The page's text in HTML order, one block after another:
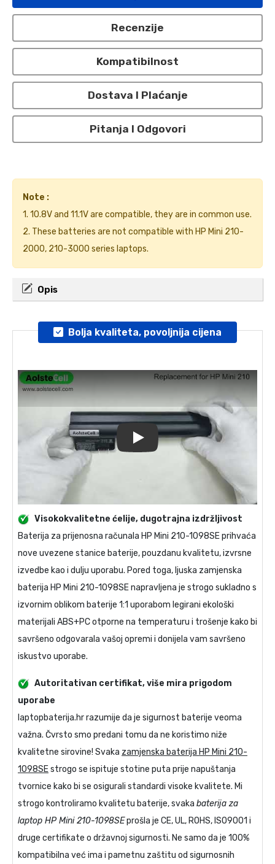
Recenzije
Kompatibilnost
Dostava I Plaćanje
Pitanja I Odgovori
Note :
1. 10.8V and 11.1V are compatible, they are in common use.
2. These batteries are not compatible with HP Mini 210-
2000, 210-3000 series laptops.
Opis
Bolja kvaliteta, povoljnija cijena
Visokokvalitetne ćelije, dugotrajna izdržljivost
Baterija za prijenosna računala HP Mini 210-1098SEprihvaća
nove uvezene stanice baterije, pouzdanu kvalitetu, izvrsne
izvedbe kao i dulju uporabu. Pored toga, ljuska zamjenska
baterija HP Mini 210-1098SEnapravljena je strogo sukladno s
izvornim oblikom baterije 1:1 uporabom legirani ekološki
materijali ABS+PC otporne na temperaturu i trošenje kako bi
savršeno odgovarala vašoj opremi i donijela vam savršeno
iskustvo uporabe.
Autoritativan certifikat, više mira prigodom
uporabe
laptopbaterija.hr razumije da je sigurnost baterije veoma
važna. Čvrsto smo predani tomu da ne koristimo niže
kvalitetne sirovine! Svaka zamjenska baterija HP Mini 210-
1098SEstrogo se ispituje stotine puta prije napuštanja
tvornice kako bi se osigurali standardi visoke kvalitete. Mi
strogo kontroliramo kvalitetu baterije, svaka baterija za
laptop HP Mini 210-1098SEprošla je CE, UL, ROHS, ISO9001 i
druge certifikate o državnoj sigurnosti. Ne samo da je 100%
kompatibilna već ima i pametnu zaštitu od sigurnosnih